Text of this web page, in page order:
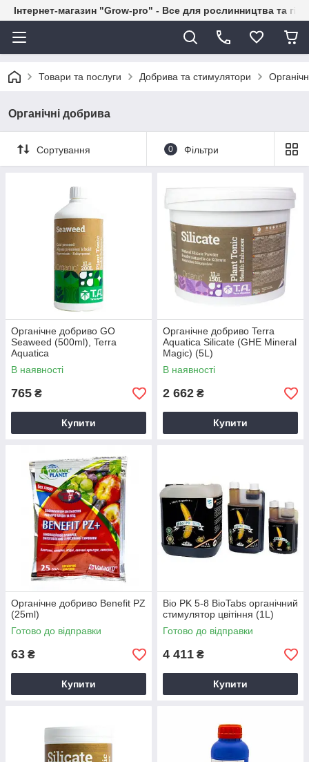
Інтернет-магазин "Grow-pro" - Все для рослинництва та
Товари та послуги Добрива та стимулятори
Органічні добрива
Сортування 0 Фільтри
Органічне добриво GO
Seaweed (500ml), Terra
Aquatica
В наявності
765 ₴
Купити
Органічне добриво Terra
Аquatica Silicate (GHE Mineral
Magic) (5L)
В наявності
2 662 ₴
Купити
Органічне добриво Benefit PZ
(25ml)
Готово до відправки
63 ₴
Купити
Bio PK 5-8 BioTabs органічний
стимулятор цвітіння (1L)
Готово до відправки
4 411 ₴
Купити